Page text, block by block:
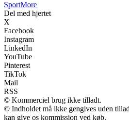
SportMore
Del med hjertet
X
Facebook
Instagram
LinkedIn
YouTube
Pinterest
TikTok
Mail
RSS
© Kommerciel brug ikke tilladt.
© Indholdet må ikke gengives uden
kan give os kommission ved køb.